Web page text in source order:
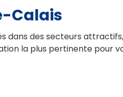
Calais
dans des secteurs
la plus pertinente pour